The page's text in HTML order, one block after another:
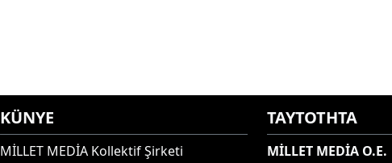
KÜNYE
MİLLET MEDİA Kollektif Şirketi
ΤΑΥΤΟΤΗΤΑ
MİLLET MEDİA O.E.